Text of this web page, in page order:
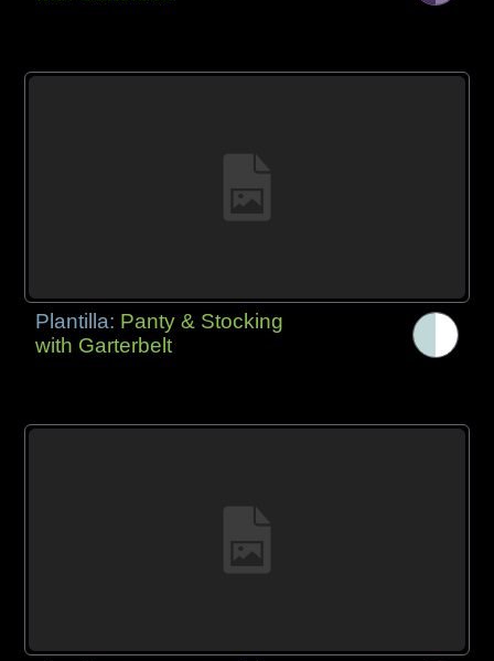
Plantilla: Panty & Stocking
with Garterbelt